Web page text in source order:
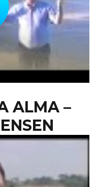
ALMA –